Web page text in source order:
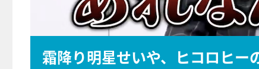
霜降り明星せいや、ヒコロヒー